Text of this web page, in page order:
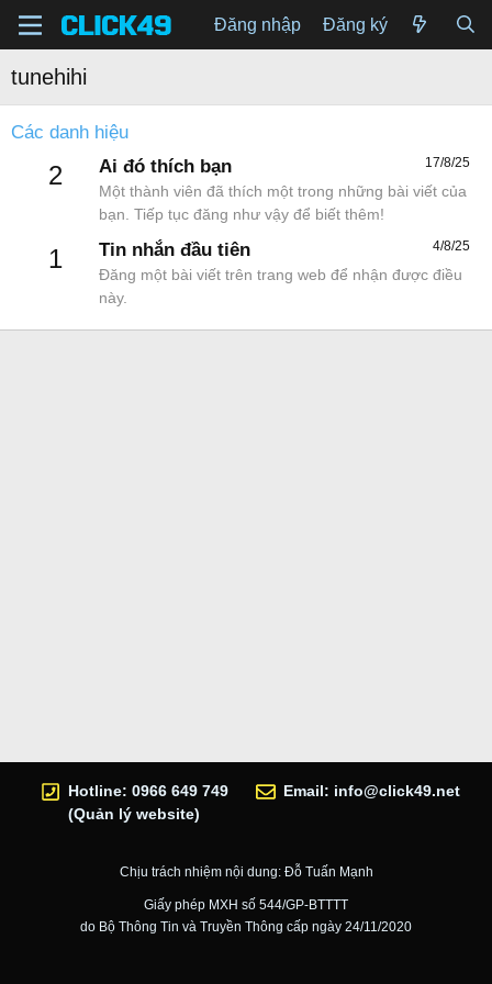
Đăng nhập Đăng ký
tunehihi
Các danh hiệu
2 17/8/25
Ai đó thích bạn
Một thành viên đã thích một trong những bài viết của
bạn. Tiếp tục đăng như vậy để biết thêm!
1 4/8/25
Tin nhắn đầu tiên
Đăng một bài viết trên trang web để nhận được điều
này.
Hotline: 0966 649 749
(Quản lý website)
Email: info@click49.net
Chịu trách nhiệm nội dung: Đỗ Tuấn Mạnh
Giấy phép MXH số 544/GP-BTTTT
do Bộ Thông Tin và Truyền Thông cấp ngày 24/11/2020